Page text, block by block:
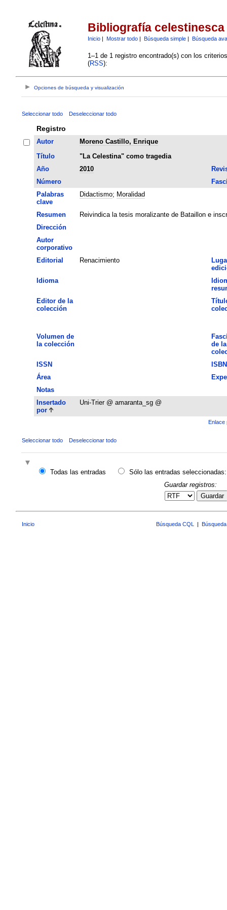
Bibliografía celestinesca
Inicio| Mostrar todo| Búsqueda simple| Búsqueda
1–1 de 1 registro encontrado(s) con los
(RSS):
Opciones de búsqueda y visualización
Seleccionar todo Deseleccionar todo
Registro
Autor
Moreno Castillo, Enrique
Título
"La Celestina" como tragedia
Año
2010
Número
Palabras
clave
Didactismo; Moralidad
Resumen
Reivindica la tesis moralizante de Bataillon e
Dirección
Autor
corporativo
Editorial
Renacimiento
Idioma
Editor de la
colección
Volumen de
la colección
de la
ISSN
ISBN
Área
Notas
Insertado
por
Uni-Trier @ amaranta_sg @
Enlace
Seleccionar todo Deseleccionar todo
Todas las entradas
Sólo las entradas seleccionadas:
Guardar registros:
Guardar
Inicio Búsqueda CQL